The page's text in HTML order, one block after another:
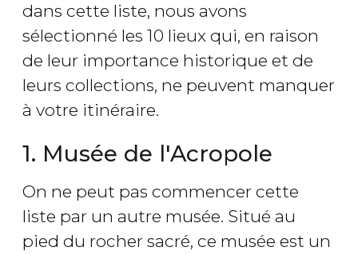
dans cette liste, nous avons
sélectionné les 10 lieux qui, en raison
de leur importance historique et de
leurs collections, ne peuvent manquer
à votre itinéraire.
1. Musée de l'Acropole
On ne peut pas commencer cette
liste par un autre musée. Situé au
pied du rocher sacré, ce musée est un